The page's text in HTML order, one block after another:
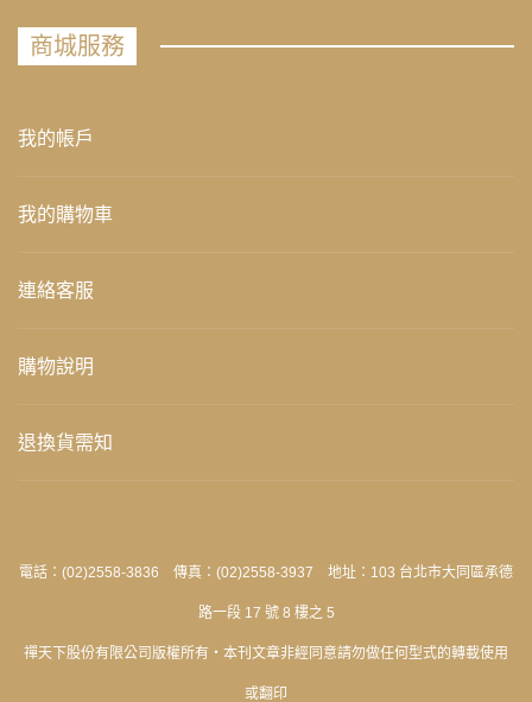
商城服務
我的帳戶
我的購物車
連絡客服
購物說明
退換貨需知
電話：(02)2558-3836 傳真：(02)2558-3937 地址：103 台北市大同區承德
路一段 17 號 8 樓之 5
禪天下股份有限公司版權所有‧本刊文章非經同意請勿做任何型式的轉載使用
或翻印